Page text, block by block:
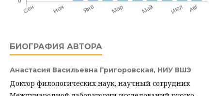
БИОГРАФИЯ АВТОРА
Анастасия Васильевна Григоровская, НИУ ВШЭ
Доктор филологических наук, научный сотрудник